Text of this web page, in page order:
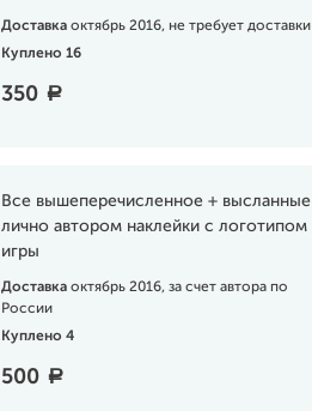
Доставка октябрь 2016, не требует доставки
Куплено 16
350 a
Все вышеперечисленное + высланные
лично автором наклейки с логотипом
игры
Доставка октябрь 2016, за счет автора по
России
Куплено 4
500 a